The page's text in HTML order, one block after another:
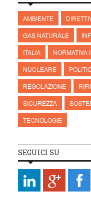
AMBIENTE
GAS NATURALE
ITALIA
NORMATIVA
NUCLEARE
REGOLAZIONE
SICUREZZA
TECNOLOGIE
SEGUICI SU